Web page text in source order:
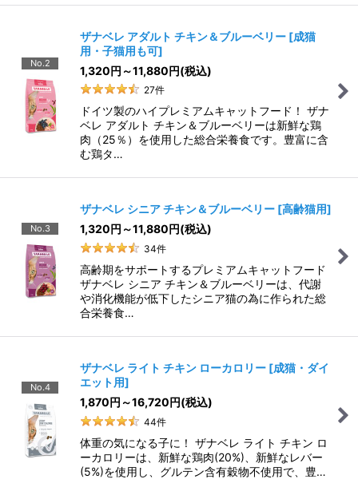
No.2
ザナベレ アダルト チキン＆ブルーベリー [成猫
用・子猫用も可]
1,320円 ～11,880円(税込)
27件
ドイツ製のハイプレミアムキャットフード！ ザナ
ベレ アダルト チキン＆ブルーベリーは新鮮な鶏
肉（25％）を使用した総合栄養食です。豊富に含
む鶏タ…
No.3
ザナベレ シニア チキン＆ブルーベリー [高齢猫用]
1,320円 ～11,880円(税込)
34件
高齢期をサポートするプレミアムキャットフード
ザナベレ シニア チキン＆ブルーベリーは、代謝
や消化機能が低下したシニア猫の為に作られた総
合栄養食…
No.4
ザナベレ ライト チキン ローカロリー [成猫・ダイ
エット用]
1,870円 ～16,720円(税込)
44件
体重の気になる子に！ ザナベレ ライト チキン ロ
ーカロリーは、新鮮な鶏肉(20%)、新鮮なレバー
(5%)を使用し、グルテン含有穀物不使用で、豊…